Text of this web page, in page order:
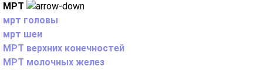
МРТ
мрт головы
мрт шеи
МРТ верхних конечностей
МРТ молочных желез